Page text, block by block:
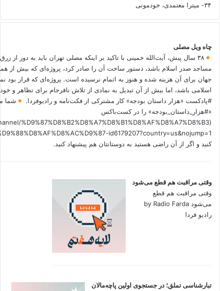
۳۴- میترا معتمدی، خودمونی
چاه ویل مصلی
۳۸ سال پیش، آیت‌الله خمینی با تاکید بر اینکه مصلی تهران باید به دور از
مساجد صدر اسلام باشد، دستور ساخت آن را صادر کرد، پروژه‌ای که بیش از
جهان برای آن هزینه شده و هنوز به اتمام نرسیده است. پروژه‌ای که قرار بود
اسلامی باشد، اما بیش از آن تبدیل به نمادی از تلاش نافرجام برای تظاهر و
#پادکست «هزار داستان بودجه» کار مشترکی از فکت‌نامه و رادیوفردا.
شما
«#هزار_داستان_بودجه» را در کست‌باکس
%D9%87%D8%B2%D8%A7%D8%B1%D8%AF%D8%A7%D8%B3
کنید و اگر از آن راضی هستید به دوستانتان هم پیشنهاد کنید.
وقتی مراقبت هم قطع می‌شود
وقتی مراقبت هم قطع
می‌شود by Radio Farda
رادیو فردا
تبارشناسی تملق؛ در جستجوی اولین‌ پاچه‌مالان